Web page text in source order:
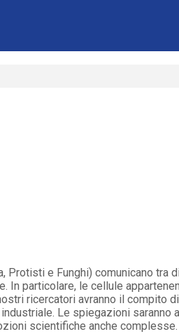
e Funghi) comunicano tra
particolare, le cellule
ricercatori avranno il compito
Le spiegazioni saranno
scientifiche anche complesse.